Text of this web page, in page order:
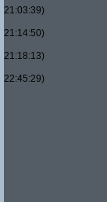
21:03:39)
21:14:50)
21:18:13)
22:45:29)